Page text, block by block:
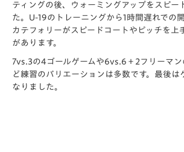
ティングの後、ウォーミングアップをスピー
た。U-19のトレーニングから1時間遅れでの
カテフォリーがスピードコートやピッチを上
があります。
7vs.3の4ゴールゲームや6vs.6＋2フリーマン
ど練習のバリエーションは多数です。最後は
なりました。